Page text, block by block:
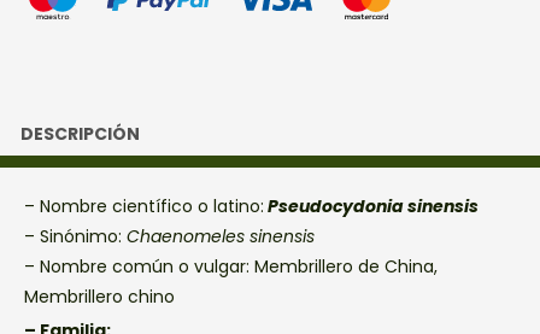
DESCRIPCIÓN
– Nombre científico o latino: Pseudocydonia sinensis
– Sinónimo: Chaenomeles sinensis
– Nombre común o vulgar: Membrillero de China,
Membrillero chino